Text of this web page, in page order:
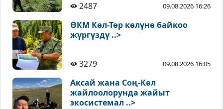
2487 09.08.2026 16:26
ӨКМ Көл-Төр көлүнө байкоо
жүргүздү ..>
3279 09.08.2026 16:05
Аксай жана Соң-Көл
жайлоолорунда жайыт
экосистемал ..>